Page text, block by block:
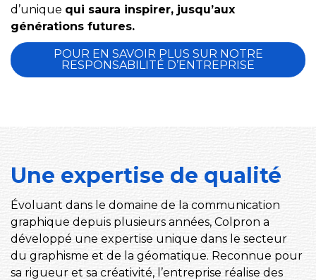
d’unique qui saura inspirer, jusqu’aux
générations futures.
POUR EN SAVOIR PLUS SUR NOTRE
RESPONSABILITÉ D’ENTREPRISE
Une expertise de qualité
Évoluant dans le domaine de la communication
graphique depuis plusieurs années, Colpron a
développé une expertise unique dans le secteur
du graphisme et de la géomatique. Reconnue pour
sa rigueur et sa créativité, l’entreprise réalise des